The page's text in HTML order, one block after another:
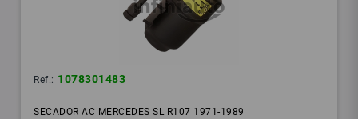
Ref.: 1078301483
SECADOR AC MERCEDES SL R107 1971-1989